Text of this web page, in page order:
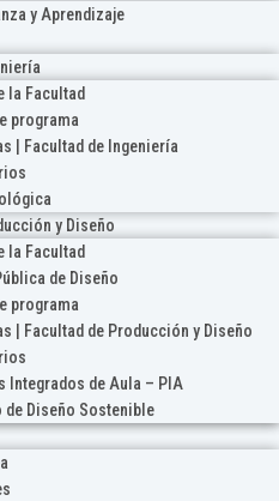
y Aprendizaje
la Facultad
programa
| Facultad de Ingeniería
y Diseño
la Facultad
de Diseño
programa
| Facultad de Producción y Diseño
Integrados de Aula – PIA
de Diseño Sostenible